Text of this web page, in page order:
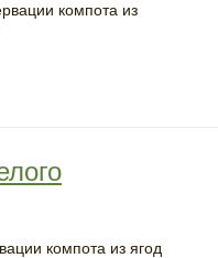
компота из
компота из ягод